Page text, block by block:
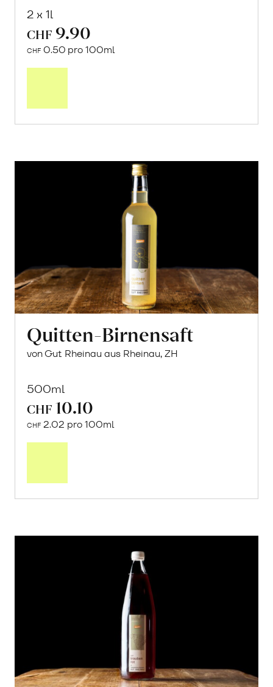
2 x 1l
CHF 9.90
CHF 0.50 pro 100ml
Quitten-Birnensaft
von Gut Rheinau aus Rheinau, ZH
500ml
CHF 10.10
CHF 2.02 pro 100ml